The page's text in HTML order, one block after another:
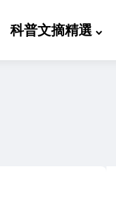
科普文摘精選